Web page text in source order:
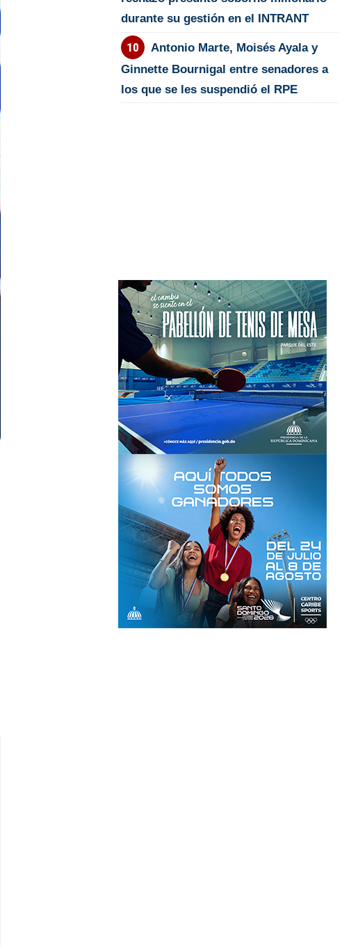
durante su gestión en el INTRANT
Antonio Marte, Moisés Ayala y
Ginnette Bournigal entre senadores a
los que se les suspendió el RPE